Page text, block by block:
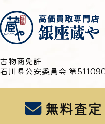
古物商免許
石川県公安委員会 第
無料査